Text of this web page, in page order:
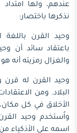
عندهم، ولها
نذكرها باختصار:
وحيد القرن
باعتقاد سائد أن
والغزال رمزيته أنه
وحيد القرن له قرن
البلاد. ومن
الأخلاق في كل
واُستخدم وحيد
اسمه على الأذكياء من